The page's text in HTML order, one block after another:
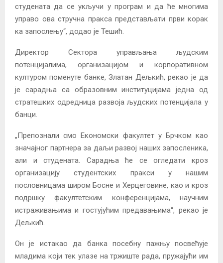
студената да се укључи у програм и да ће многима
управо ова стручна пракса представљати први корак
ка запослењу“, додао је Тешић.
Директор Сектора управљања људским
потенцијалима, организацијом и корпоративном
културом поменуте банке, Златан Дељкић, рекао је да
је сарадња са образовним институцијама једна од
стратешких одредница развоја људских потенцијала у
банци.
„Препознали смо Економски факултет у Брчком као
значајног партнера за даљи развој наших запосленика,
али и студената. Сарадња ће се огледати кроз
организацију студентских пракси у нашим
пословницама широм Босне и Херцеговине, као и кроз
подршку факултетским конференцијама, научним
истраживањима и гостујућим предавањима“, рекао је
Дељкић.
Он је истакао да банка посебну пажњу посвећује
младима који тек улазе на тржиште рада, пружајући им